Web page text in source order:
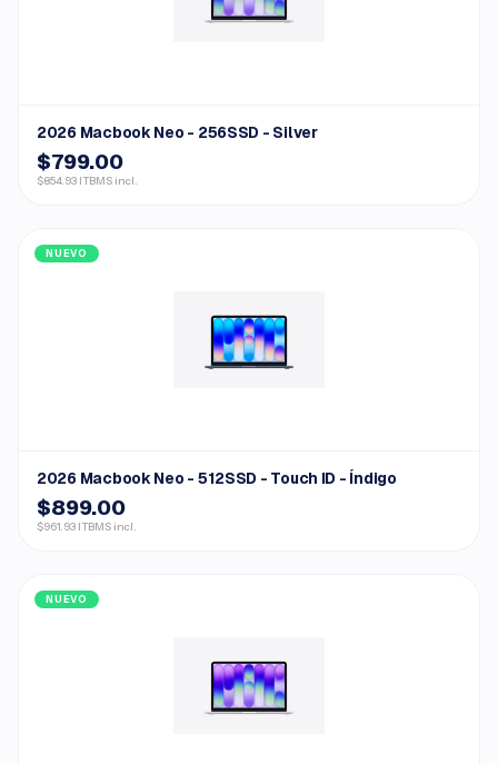
2026 Macbook Neo - 256SSD - Silver
$799.00
$854.93 ITBMS incl.
NUEVO
2026 Macbook Neo - 512SSD - Touch ID - Índigo
$899.00
$961.93 ITBMS incl.
NUEVO